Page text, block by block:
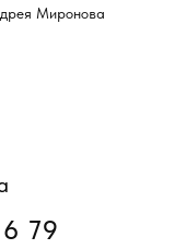
Миронова
79